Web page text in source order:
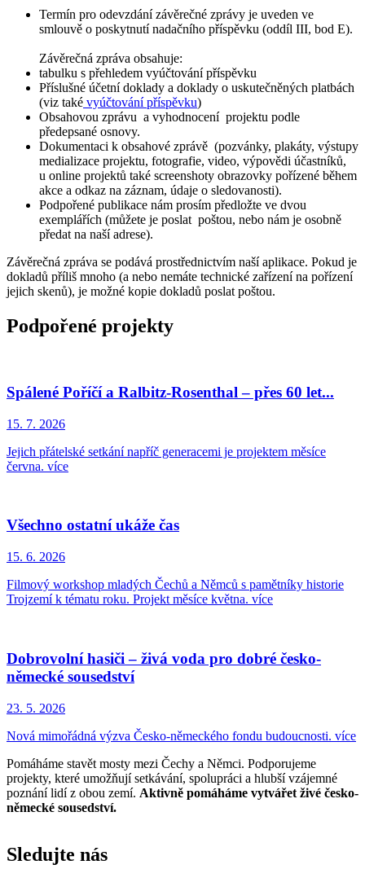
Termín pro odevzdání závěrečné zprávy je uveden ve
smlouvě o poskytnutí nadačního příspěvku (oddíl III, bod E).
Závěrečná zpráva obsahuje:
tabulku s přehledem vyúčtování příspěvku
Příslušné účetní doklady a doklady o uskutečněných platbách
(viz také vyúčtování příspěvku)
Obsahovou zprávu a vyhodnocení projektu podle
předepsané osnovy.
Dokumentaci k obsahové zprávě (pozvánky, plakáty, výstupy
medializace projektu, fotografie, video, výpovědi účastníků,
u online projektů také screenshoty obrazovky pořízené během
akce a odkaz na záznam, údaje o sledovanosti).
Podpořené publikace nám prosím předložte ve dvou
exemplářích (můžete je poslat poštou, nebo nám je osobně
předat na naší adrese).
Závěrečná zpráva se podává prostřednictvím naší aplikace. Pokud je
dokladů příliš mnoho (a nebo nemáte technické zařízení na pořízení
jejich skenů), je možné kopie dokladů poslat poštou.
Podpořené projekty
Spálené Poříčí a Ralbitz-Rosenthal – přes 60 let...
15. 7. 2026
Jejich přátelské setkání napříč generacemi je projektem měsíce
června. více
Všechno ostatní ukáže čas
15. 6. 2026
Filmový workshop mladých Čechů a Němců s pamětníky historie
Trojzemí k tématu roku. Projekt měsíce května. více
Dobrovolní hasiči – živá voda pro dobré česko-
německé sousedství
23. 5. 2026
Nová mimořádná výzva Česko-německého fondu budoucnosti. více
Pomáháme stavět mosty mezi Čechy a Němci. Podporujeme
projekty, které umožňují setkávání, spolupráci a hlubší vzájemné
poznání lidí z obou zemí. Aktivně pomáháme vytvářet živé česko-
německé sousedství.
Sledujte nás